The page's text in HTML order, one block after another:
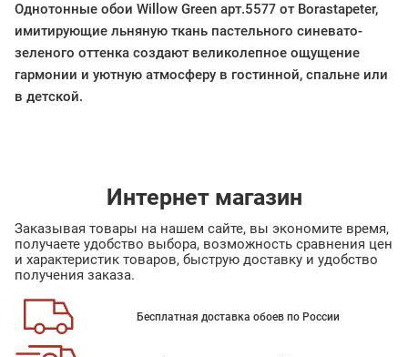
Однотонные обои Willow Green арт.5577 от Borastapeter,
имитирующие льняную ткань пастельного синевато-
зеленого оттенка создают великолепное ощущение
гармонии и уютную атмосферу в гостинной, спальне или
в детской.
Интернет магазин
Заказывая товары на нашем сайте, вы экономите время,
получаете удобство выбора, возможность сравнения цен
и характеристик товаров, быструю доставку и удобство
получения заказа.
Бесплатная доставка обоев по России